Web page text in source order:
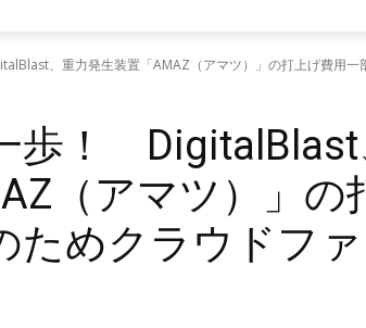
、重力発生装置「AMAZ（アマツ）」の打上げ費用一
歩！ DigitalBlast
（アマツ）」の
ためクラウドフ